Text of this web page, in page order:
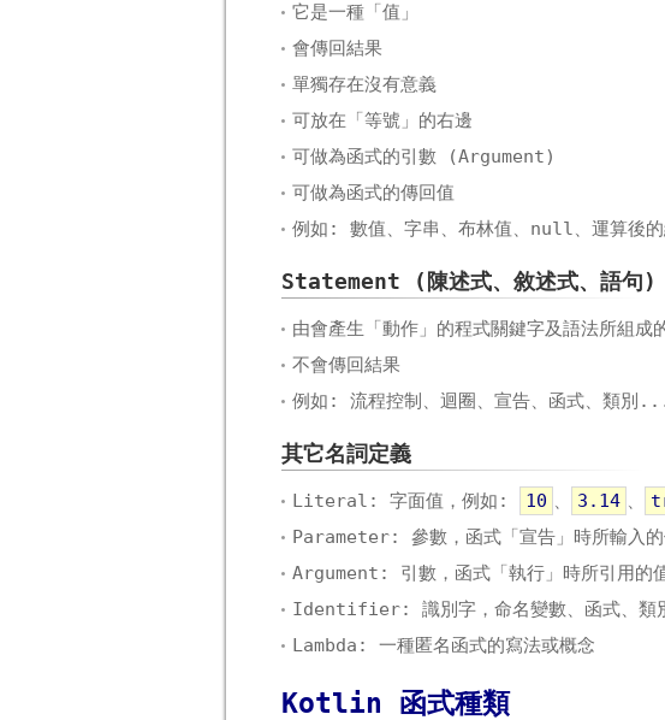
它是一種「值」
會傳回結果
單獨存在沒有意義
可放在「等號」的右邊
可做為函式的引數 (Argument)
可做為函式的傳回值
例如: 數值、字串、布林值、null、運算後
Statement (陳述式、敘述式、語句)
由會產生「動作」的程式關鍵字及語法所組成
不會傳回結果
例如: 流程控制、迴圈、宣告、函式、類別
其它名詞定義
Literal: 字面值，例如: 10 、 3.14 、
Parameter: 參數，函式「宣告」時所輸入
Argument: 引數，函式「執行」時所引用的
Identifier: 識別字，命名變數、函式、類
Lambda: 一種匿名函式的寫法或概念
Kotlin 函式種類